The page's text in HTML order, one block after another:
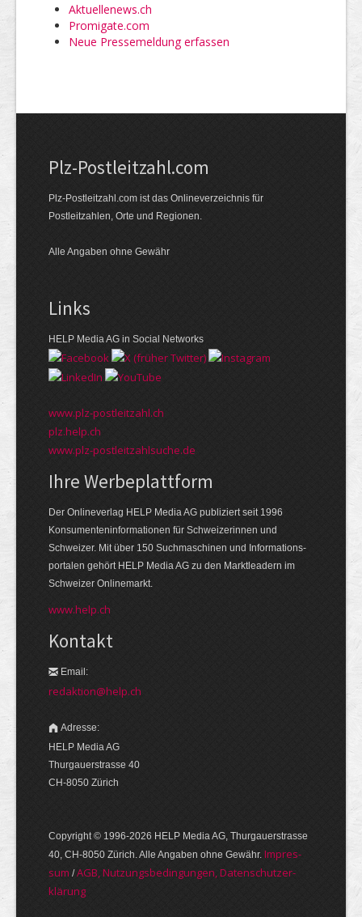
Aktuellenews.ch
Promigate.com
Neue Pressemeldung erfassen
Plz-Postleitzahl.com
Plz-Postleitzahl.com ist das Onlineverzeichnis für
Postleitzahlen, Orte und Regionen.
Alle Angaben ohne Gewähr
Links
HELP Media AG in Social Networks
www.plz-postleitzahl.ch
plz.help.ch
www.plz-postleitzahlsuche.de
Ihre Werbeplattform
Der Onlineverlag HELP Media AG publiziert seit 1996
Konsumenten­informationen für Schweizerinnen und
Schweizer. Mit über 150 Suchmaschinen und Informations­
portalen gehört HELP Media AG zu den Markt­leadern im
Schweizer Onlinemarkt.
www.help.ch
Kontakt
Email:
redaktion@help.ch
Adresse:
HELP Media AG
Thurgauerstrasse 40
CH-8050 Zürich
Copyright © 1996-2026 HELP Media AG, Thurgauer­strasse
40, CH-8050 Zürich. Alle Angaben ohne Gewähr. Im­pres­
sum /AGB, Nut­zungs­bedin­gungen, Daten­schutz­er­
klärung